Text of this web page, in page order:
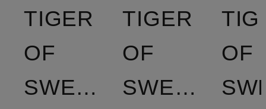
TIGER
OF
SWEDEN
TIGER
OF
SWEDEN
OF